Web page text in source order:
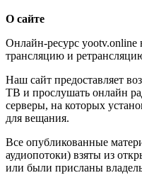
О сайте
Онлайн-ресурс yootv.online
трансляцию и
Наш сайт предоставляет
ТВ и прослушать онлайн
серверы, на которых
для вещания.
Все опубликованные
аудиопотоки) взяты из
или были присланы